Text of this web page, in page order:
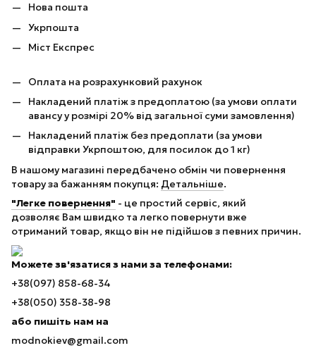
Нова пошта
Укрпошта
Міст Експрес
Оплата на розрахунковий рахунок
Накладений платіж з предоплатою (за умови оплати
авансу у розмірі 20% від загальної суми замовлення)
Накладений платіж без предоплати (за умови
відправки Укрпоштою, для посилок до 1 кг)
В нашому магазині передбачено обмін чи повернення
товару за бажанням покупця: Детальніше.
"Легке повернення" - це простий сервіс, який
дозволяє Вам швидко та легко повернути вже
отриманий товар, якщо він не підійшов з певних причин.
Можете зв'язатися з нами за телефонами:
+38(097) 858-68-34
+38(050) 358-38-98
або пишіть нам на
modnokiev@gmail.com